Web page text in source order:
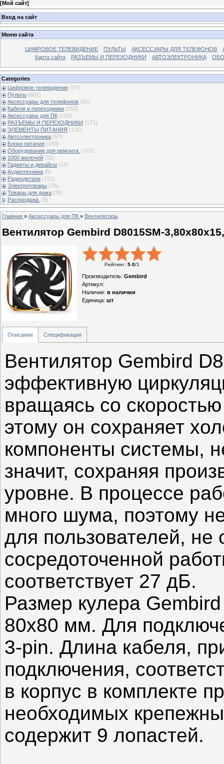
[Мой сайт]
Вход на сайт
Меню сайта
ЦИФРОВОЕ ТЕЛЕВИДЕНИЕ ПУЛЬТЫ АКСЕССУАРЫ ДЛЯ ТЕЛЕФОНОВ
Карта сайта
РАЗЪЕМЫ И ПЕРЕХОДНИКИ АВТОЭЛЕКТРОНИКА
Categories
Цифровое телевидение (27)
Пульты (801)
Аксессуары для телефонов (86)
Кабели и переходники (258)
Аксессуары для ПК (130)
РАЗЪЕМЫ И ПЕРЕХОДНИКИ (171)
ЭЛЕМЕНТЫ ПИТАНИЯ (131)
Автоэлектроника (57)
Блоки питания (103)
Оборудование для ремонта. (162)
1000 мелочей (19)
Гаджеты и девайсы (18)
Аудиотехника (5)
Радиодетали (152)
Электротовары (78)
Товары для дома (35)
Распродажа. (9)
Главная » Аксессуары для ПК » Вентиляторы
Вентилятор Gembird D8015SM-
Рейтинг: 5.0/1
Производитель: Gembird
Артикул:
Наличие: в наличии
Единица: шт
Описание Спецификация
Вентилятор Gembird
эффективную
вращаясь со
этому он сохраняет
компоненты системы,
значит, сохраняя
уровне. В процессе
много шума, поэтому
для пользователей, не
сосредоточенной
соответствует 27 дБ.
Размер кулера
80x80 мм. Для
3-pin. Длина кабеля,
подключения,
в корпус в комплекте
необходимых
содержит 9 лопастей.